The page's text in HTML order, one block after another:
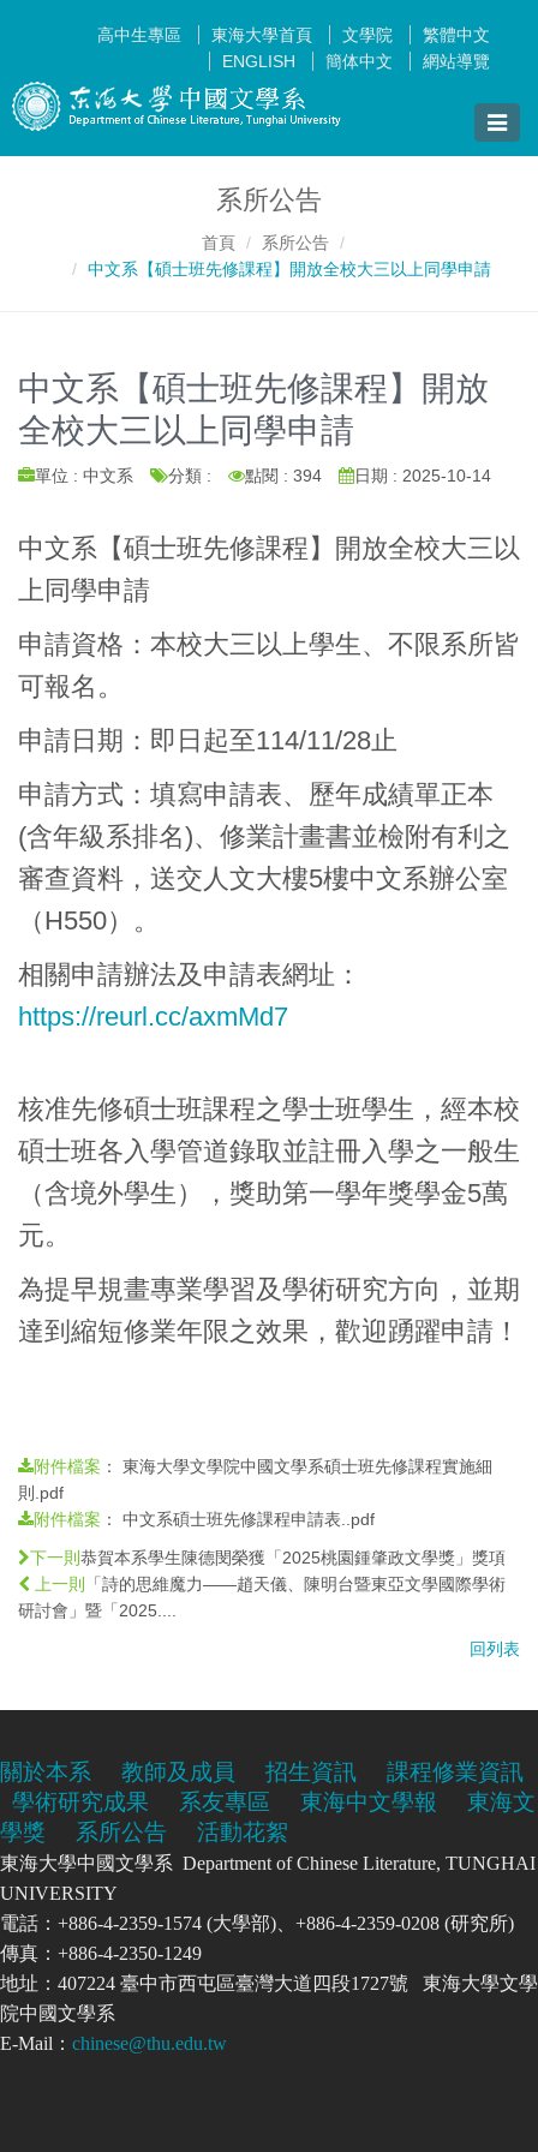
高中生專區 東海大學首頁 文學院
繁體中文
ENGLISH
簡体中文 網站導覽
Toggle
系所公告
首頁
系所公告
中文系【碩士班先修課程】開放全校大三以上同學申請
中文系【碩士班先修課程】開放
全校大三以上同學申請
單位 : 中文系 分類 : 點閱 : 394 日期 : 2025-10-14
中文系【碩士班先修課程】開放全校大三以
上同學申請
申請資格：本校大三以上學生、不限系所皆
可報名。
申請日期：即日起至114/11/28止
申請方式：填寫申請表、歷年成績單正本
(含年級系排名)、修業計畫書並檢附有利之
審查資料，送交人文大樓5樓中文系辦公室
（H550）。
相關申請辦法及申請表網址：
https://reurl.cc/axmMd7
核准先修碩士班課程之學士班學生，經本校
碩士班各入學管道錄取並註冊入學之一般生
（含境外學生），獎助第一學年獎學金5萬
元。
為提早規畫專業學習及學術研究方向，並期
達到縮短修業年限之效果，歡迎踴躍申請！
附件檔案 ： 東海大學文學院中國文學系碩士班先修課程實施細
則.pdf
附件檔案 ： 中文系碩士班先修課程申請表..pdf
下一則 恭賀本系學生陳德閔榮獲「2025桃園鍾肇政文學獎」獎項
上一則
「詩的思維魔力——趙天儀、陳明台暨東亞文學國際學術
研討會」暨「2025....
回列表
關於本系 教師及成員 招生資訊
課程修業資訊
學術研究成果
系友專區 東海中文學報
東海文
學獎
系所公告 活動花絮
東海大學中國文學系 Department of Chinese Literature, TUNGHAI
UNIVERSITY
電話：+886-4-2359-1574 (大學部)、+886-4-2359-0208 (研究所)
傳真：+886-4-2350-1249
地址：407224 臺中市西屯區臺灣大道四段1727號 東海大學文學
院中國文學系
E-Mail： chinese@thu.edu.tw